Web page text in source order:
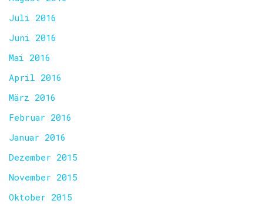
Juli 2016
Juni 2016
Mai 2016
April 2016
März 2016
Februar 2016
Januar 2016
Dezember 2015
November 2015
Oktober 2015